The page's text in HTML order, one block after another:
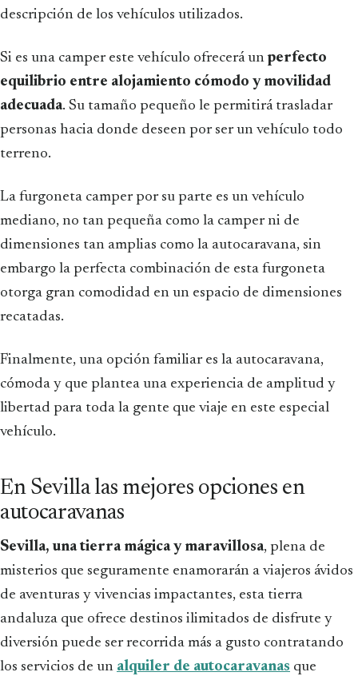
descripción de los vehículos utilizados.
Si es una camper este vehículo ofrecerá unperfecto
equilibrio entre alojamiento cómodo y movilidad
adecuada. Su tamaño pequeño le permitirá trasladar
personas hacia donde deseen por ser un vehículo todo
terreno.
La furgoneta camper por su parte es un vehículo
mediano, no tan pequeña como la camper ni de
dimensiones tan amplias como la autocaravana, sin
embargo la perfecta combinación de esta furgoneta
otorga gran comodidad en un espacio de dimensiones
recatadas.
Finalmente, una opción familiar es la autocaravana,
cómoda y que plantea una experiencia de amplitud y
libertad para toda la gente que viaje en este especial
vehículo.
En Sevilla las mejores opciones en
autocaravanas
Sevilla, una tierra mágica y maravillosa, plena de
misterios que seguramente enamorarán a viajeros ávidos
de aventuras y vivencias impactantes, esta tierra
andaluza que ofrece destinos ilimitados de disfrute y
diversión puede ser recorrida más a gusto contratando
los servicios de un alquiler de autocaravanas que